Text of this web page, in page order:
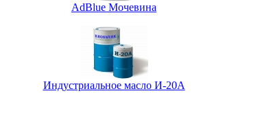
AdBlue Мочевина
Индустриальное масло И-20А